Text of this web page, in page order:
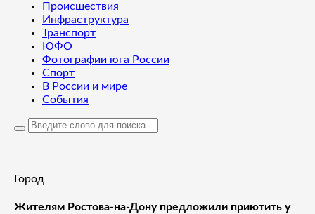
Происшествия
Инфраструктура
Транспорт
ЮФО
Фотографии юга России
Спорт
В России и мире
События
Город
Жителям Ростова-на-Дону предложили приютить у